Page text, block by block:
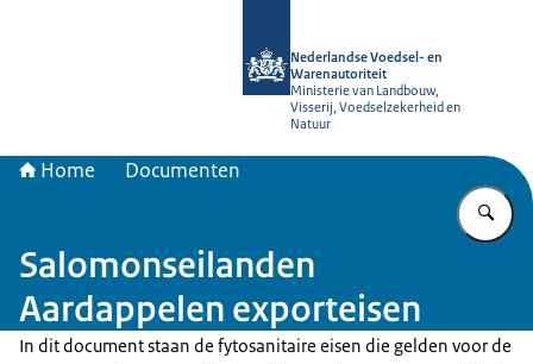
Nederlandse Voedsel- en
Warenautoriteit
Ministerie van Landbouw,
Visserij, Voedselzekerheid en
Natuur
Home Documenten
Salomonseilanden
Aardappelen exporteisen
In dit document staan de fytosanitaire eisen die gelden voor de